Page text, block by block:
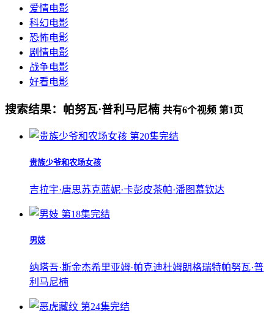
爱情电影
科幻电影
恐怖电影
剧情电影
战争电影
好看电影
搜索结果： 帕努瓦·普利马尼楠 共有6个视频 第1 页
第20集完结
贵族少爷和农场女孩
吉拉宇·唐思苏克蓝妮·卡彭皮茶帕·潘图慕钦达
第18集完结
男妓
纳塔吾·斯金杰希里亚姆·帕克迪杜姆朗格瑞特帕努瓦·普
利马尼楠
第24集完结